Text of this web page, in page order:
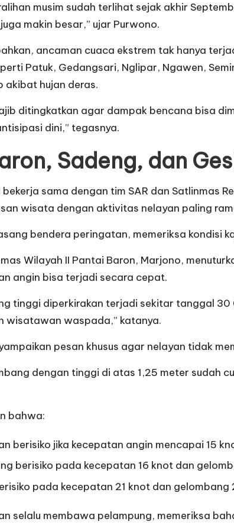
musim sudah terlihat sejak akhir
makin besar,” ujar Purwono.
ancaman cuaca ekstrem tak hanya
Patuk, Gedangsari, Nglipar, Ngawen,
akibat hujan deras.
ditingkatkan agar dampak bencana bisa
dini,” tegasnya.
Sadeng, dan
bekerja sama dengan tim SAR dan Satlinmas
wisata dengan aktivitas nelayan paling
bendera peringatan, memeriksa kondisi
Wilayah II Pantai Baron, Marjono,
angin bisa terjadi secara cepat.
tinggi diperkirakan terjadi sekitar tanggal
wisatawan waspada,” katanya.
pesan khusus agar nelayan tidak
dengan tinggi di atas 1,25 meter sudah
bahwa:
berisiko jika kecepatan angin mencapai 15
berisiko pada kecepatan 16 knot dan
pada kecepatan 21 knot dan gelombang
selalu membawa pelampung, memeriksa